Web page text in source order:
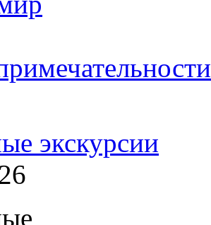
экскурсии